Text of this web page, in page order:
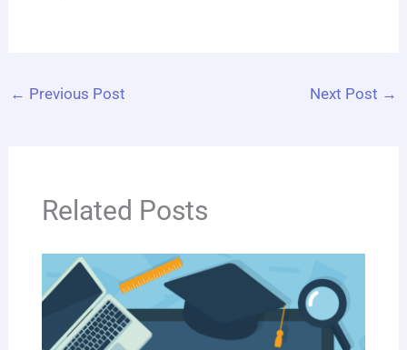
← Previous Post Next Post →
Related Posts